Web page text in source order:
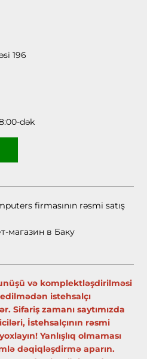
196
dək
firmasının rəsmi satış
магазин в Баку
və komplektləşdirilməsi
istehsalçı
Sifariş zamanı saytımızda
İstehsalçının rəsmi
Yanlışlıq olmaması
dəqiqləşdirmə aparın.